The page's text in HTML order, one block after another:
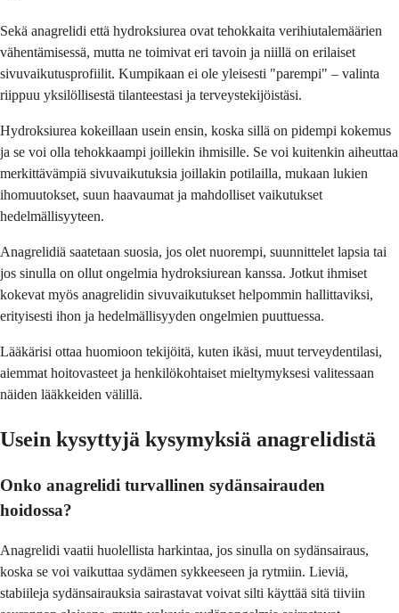
Sekä anagrelidi että hydroksiurea ovat tehokkaita verihiutalemäärien
vähentämisessä, mutta ne toimivat eri tavoin ja niillä on erilaiset
sivuvaikutusprofiilit. Kumpikaan ei ole yleisesti "parempi" – valinta
riippuu yksilöllisestä tilanteestasi ja terveystekijöistäsi.
Hydroksiurea kokeillaan usein ensin, koska sillä on pidempi kokemus
ja se voi olla tehokkaampi joillekin ihmisille. Se voi kuitenkin aiheuttaa
merkittävämpiä sivuvaikutuksia joillakin potilailla, mukaan lukien
ihomuutokset, suun haavaumat ja mahdolliset vaikutukset
hedelmällisyyteen.
Anagrelidiä saatetaan suosia, jos olet nuorempi, suunnittelet lapsia tai
jos sinulla on ollut ongelmia hydroksiurean kanssa. Jotkut ihmiset
kokevat myös anagrelidin sivuvaikutukset helpommin hallittaviksi,
erityisesti ihon ja hedelmällisyyden ongelmien puuttuessa.
Lääkärisi ottaa huomioon tekijöitä, kuten ikäsi, muut terveydentilasi,
aiemmat hoitovasteet ja henkilökohtaiset mieltymyksesi valitessaan
näiden lääkkeiden välillä.
Usein kysyttyjä kysymyksiä anagrelidistä
Onko anagrelidi turvallinen sydänsairauden
hoidossa?
Anagrelidi vaatii huolellista harkintaa, jos sinulla on sydänsairaus,
koska se voi vaikuttaa sydämen sykkeeseen ja rytmiin. Lieviä,
stabiileja sydänsairauksia sairastavat voivat silti käyttää sitä tiiviin